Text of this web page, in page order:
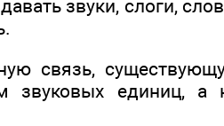
звуки, слоги,
связь,
звуковых единиц, а